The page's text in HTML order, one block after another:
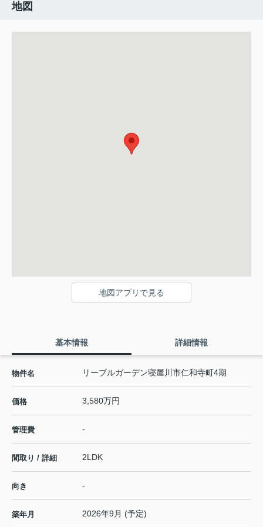
地図
地図アプリで見る
基本情報 詳細情報
物件名 リーブルガーデン寝屋川市仁和寺町4期
価格 3,580万円
管理費 -
間取り / 詳細 2LDK
向き -
築年月 2026年9月 (予定)